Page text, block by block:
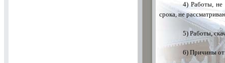
4) Работы, не
срока, не
5) Работы,
6) Причины